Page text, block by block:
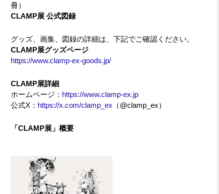
冊）
CLAMP展 公式図録
グッズ、画集、図録の詳細は、下記でご確認ください。
CLAMP展グッズページ
https://www.clamp-ex-goods.jp/
CLAMP展詳細
ホームページ： https://www.clamp-ex.jp
公式X： https://x.com/clamp_ex （@clamp_ex）
「CLAMP展」概要